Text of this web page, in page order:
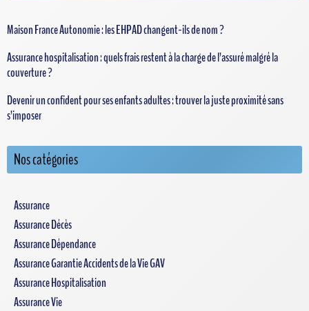
Maison France Autonomie : les EHPAD changent-ils de nom ?
Assurance hospitalisation : quels frais restent à la charge de l’assuré malgré la
couverture ?
Devenir un confident pour ses enfants adultes : trouver la juste proximité sans
s’imposer
Nos catégories
Assurance
Assurance Décès
Assurance Dépendance
Assurance Garantie Accidents de la Vie GAV
Assurance Hospitalisation
Assurance Vie